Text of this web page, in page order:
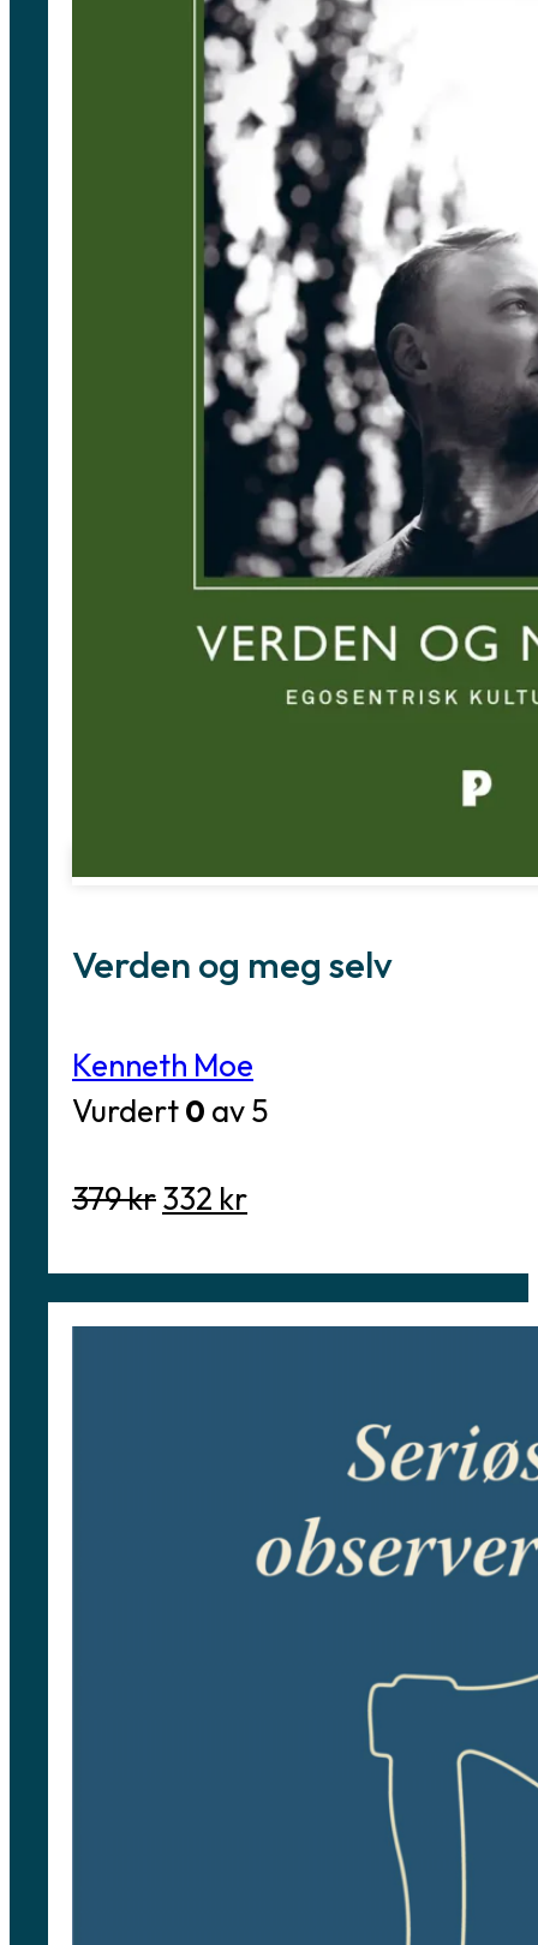
Verden og meg selv
Kenneth Moe
Vurdert0 av 5
379krOpprinnelig
var:
379 kr.
332 krNåværende
er:
332 kr.